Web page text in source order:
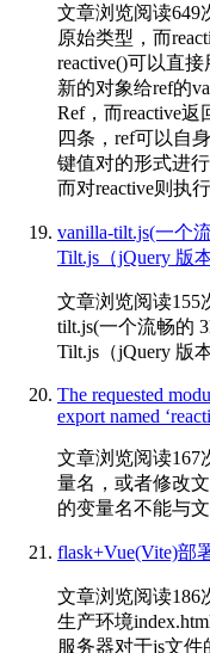
文章浏览阅读649
原始类型，而
reactive()可以直
新的对象给ref的
Ref，而reactive
四条，ref可以自
键值对的形式进行
而对reactive则执
vanilla-tilt.js(一个
Tilt.js（jQuery 版
文章浏览阅读155
tilt.js(一个流畅的
Tilt.js（jQuery 版
The requested
export named
文章浏览阅读167
量名，或者修改
的变量名不能与文
flask+Vue(Vite)部
文章浏览阅读186
生产环境
服务器对于js文件